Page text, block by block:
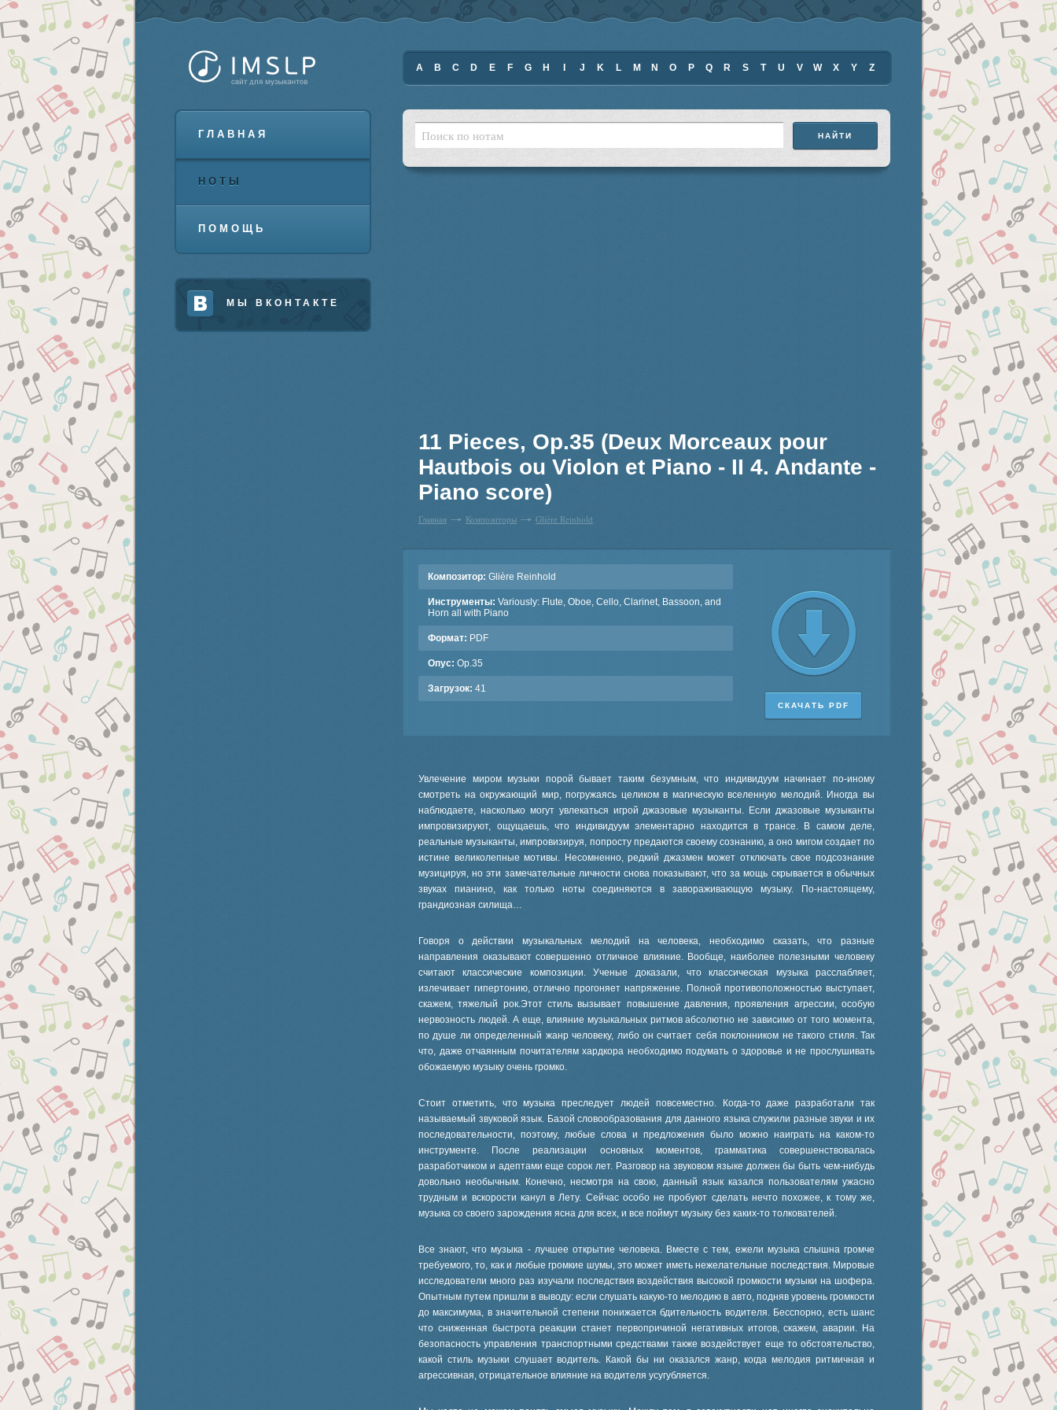
ГЛАВНАЯ
НОТЫ
ПОМОЩЬ
МЫ ВКОНТАКТЕ
A B C D E F G H J K L M N O P Q R S T U V W X Y Z
11 Pieces, Op.35 (Deux Morceaux pour
Hautbois ou Violon et Piano - II 4. Andante -
Piano score)
Главная Композиторы Glière Reinhold
Композитор: Glière Reinhold
Инструменты: Variously: Flute, Oboe, Cello, Clarinet, Bassoon, and
Horn all with Piano
Формат: PDF
Опус: Op.35
Загрузок: 41
СКАЧАТЬ PDF
Увлечение миром музыки порой бывает таким безумным, что индивидуум начинает по-иному
смотреть на окружающий мир, погружаясь целиком в магическую вселенную мелодий. Иногда вы
наблюдаете, насколько могут увлекаться игрой джазовые музыканты. Если джазовые музыканты
импровизируют, ощущаешь, что индивидуум элементарно находится в трансе. В самом деле,
реальные музыканты, импровизируя, попросту предаются своему сознанию, а оно мигом создает по
истине великолепные мотивы. Несомненно, редкий джазмен может отключать свое подсознание
музицируя, но эти замечательные личности снова показывают, что за мощь скрывается в обычных
звуках пианино, как только ноты соединяются в завораживающую музыку. По-настоящему,
грандиозная силища…
Говоря о действии музыкальных мелодий на человека, необходимо сказать, что разные
направления оказывают совершенно отличное влияние. Вообще, наиболее полезными человеку
считают классические композиции. Ученые доказали, что классическая музыка расслабляет,
излечивает гипертонию, отлично прогоняет напряжение. Полной противоположностью выступает,
скажем, тяжелый рок.Этот стиль вызывает повышение давления, проявления агрессии, особую
нервозность людей. А еще, влияние музыкальных ритмов абсолютно не зависимо от того момента,
по душе ли определенный жанр человеку, либо он считает себя поклонником не такого стиля. Так
что, даже отчаянным почитателям хардкора необходимо подумать о здоровье и не прослушивать
обожаемую музыку очень громко.
Стоит отметить, что музыка преследует людей повсеместно. Когда-то даже разработали так
называемый звуковой язык. Базой словообразования для данного языка служили разные звуки и их
последовательности, поэтому, любые слова и предложения было можно наиграть на каком-то
инструменте. После реализации основных моментов, грамматика совершенствовалась
разработчиком и адептами еще сорок лет. Разговор на звуковом языке должен бы быть чем-нибудь
довольно необычным. Конечно, несмотря на свою, данный язык казался пользователям ужасно
трудным и вскорости канул в Лету. Сейчас особо не пробуют сделать нечто похожее, к тому же,
музыка со своего зарождения ясна для всех, и все поймут музыку без каких-то толкователей.
Все знают, что музыка - лучшее открытие человека. Вместе с тем, ежели музыка слышна громче
требуемого, то, как и любые громкие шумы, это может иметь нежелательные последствия. Мировые
исследователи много раз изучали последствия воздействия высокой громкости музыки на шофера.
Опытным путем пришли в выводу: если слушать какую-то мелодию в авто, подняв уровень громкости
до максимума, в значительной степени понижается бдительность водителя. Бесспорно, есть шанс
что сниженная быстрота реакции станет первопричиной негативных итогов, скажем, аварии. На
безопасность управления транспортными средствами также воздействует еще то обстоятельство,
какой стиль музыки слушает водитель. Какой бы ни оказался жанр, когда мелодия ритмичная и
агрессивная, отрицательное влияние на водителя усугубляется.